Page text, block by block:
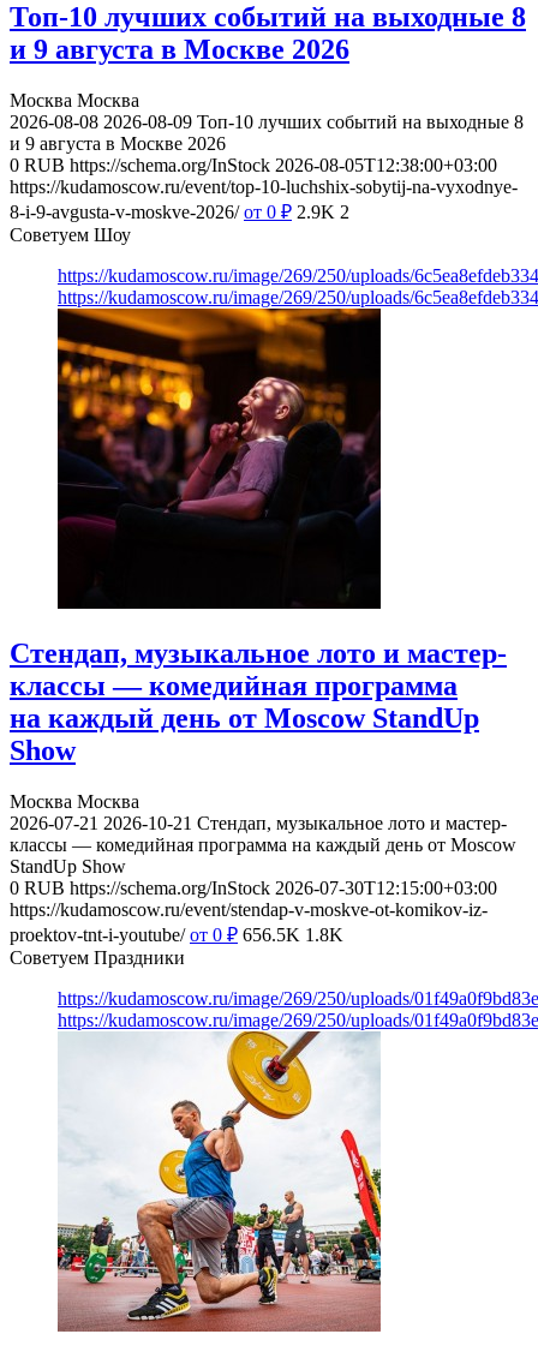
Топ-10 лучших событий на выходные 8
и 9 августа в Москве 2026
Москва Москва
2026-08-08 2026-08-09 Топ-10 лучших событий на выходные 8
и 9 августа в Москве 2026
0 RUB https://schema.org/InStock 2026-08-05T12:38:00+03:00
https://kudamoscow.ru/event/top-10-luchshix-sobytij-na-vyxodnye-
8-i-9-avgusta-v-moskve-2026/ от 0 ₽ 2.9K 2
Советуем Шоу
https://kudamoscow.ru/image/269/250/uploads/
https://kudamoscow.ru/image/269/250/uploads/
Стендап, музыкальное лото и мастер-
классы — комедийная программа
на каждый день от Moscow StandUp
Show
Москва Москва
2026-07-21 2026-10-21 Стендап, музыкальное лото и мастер-
классы — комедийная программа на каждый день от Moscow
StandUp Show
0 RUB https://schema.org/InStock 2026-07-30T12:15:00+03:00
https://kudamoscow.ru/event/stendap-v-moskve-ot-komikov-iz-
proektov-tnt-i-youtube/ от 0 ₽ 656.5K 1.8K
Советуем Праздники
https://kudamoscow.ru/image/269/250/uploads/
https://kudamoscow.ru/image/269/250/uploads/